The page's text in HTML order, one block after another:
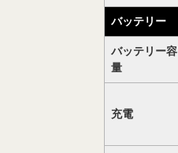
バッテリー
バッテリー容
量
充電